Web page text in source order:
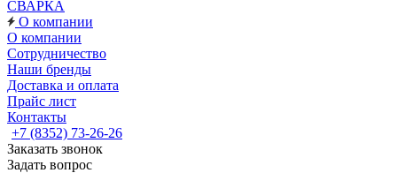
СВАРКА
О компании
О компании
Сотрудничество
Наши бренды
Доставка и оплата
Прайс лист
Контакты
+7 (8352) 73-26-26
Заказать звонок
Задать вопрос